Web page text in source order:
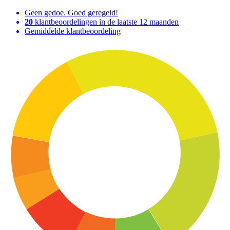
Geen gedoe. Goed geregeld!
20 klantbeoordelingen in de laatste 12 maanden
Gemiddelde klantbeoordeling